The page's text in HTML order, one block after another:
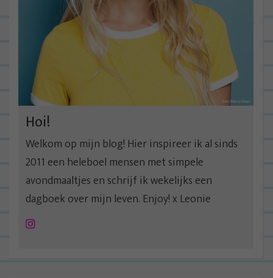
Hoi!
Welkom op mijn blog! Hier inspireer ik al sinds
2011 een heleboel mensen met simpele
avondmaaltjes en schrijf ik wekelijks een
dagboek over mijn leven. Enjoy! x Leonie
Instagram